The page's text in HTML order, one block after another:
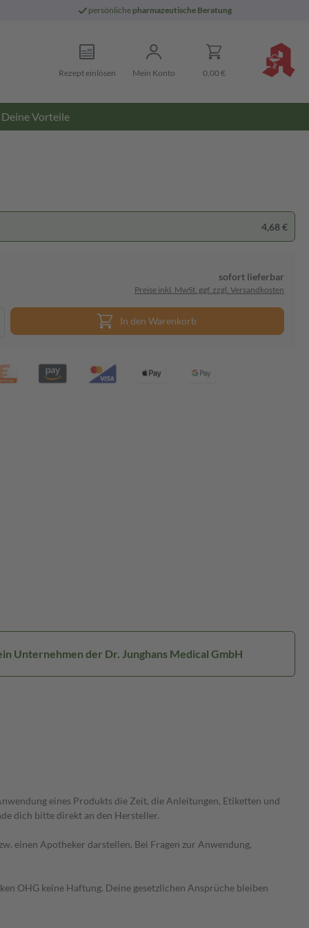
persönliche pharmazeutische Beratung
Rezept einlösen Mein Konto 0,00 €
Deine Vorteile
4,68 €
sofort lieferbar
Preise inkl. MwSt. ggf. zzgl. Versandkosten
In den Warenkorb
Unternehmen der Dr. Junghans Medical GmbH
eines Produkts die Zeit, die Anleitungen, Etiketten und
dich bitte direkt an den Hersteller.
einen Apotheker darstellen. Bei Fragen zur Anwendung,
OHG keine Haftung. Deine gesetzlichen Ansprüche bleiben